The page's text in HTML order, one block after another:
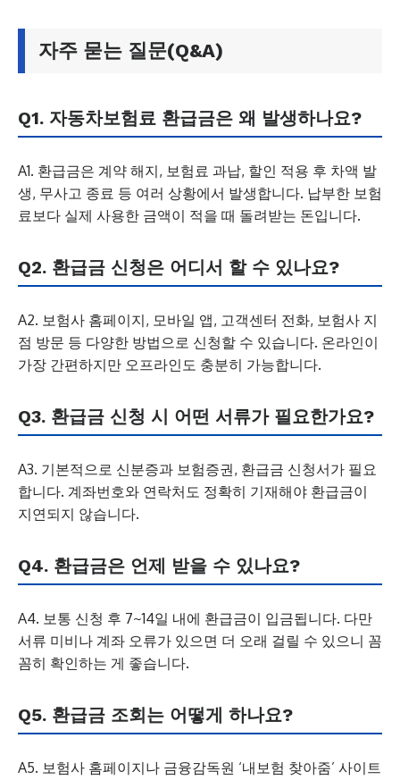
자주 묻는 질문(Q&A)
Q1. 자동차보험료 환급금은 왜 발생하나요?
A1. 환급금은 계약 해지, 보험료 과납, 할인 적용 후 차액 발
생, 무사고 종료 등 여러 상황에서 발생합니다. 납부한 보험
료보다 실제 사용한 금액이 적을 때 돌려받는 돈입니다.
Q2. 환급금 신청은 어디서 할 수 있나요?
A2. 보험사 홈페이지, 모바일 앱, 고객센터 전화, 보험사 지
점 방문 등 다양한 방법으로 신청할 수 있습니다. 온라인이
가장 간편하지만 오프라인도 충분히 가능합니다.
Q3. 환급금 신청 시 어떤 서류가 필요한가요?
A3. 기본적으로 신분증과 보험증권, 환급금 신청서가 필요
합니다. 계좌번호와 연락처도 정확히 기재해야 환급금이
지연되지 않습니다.
Q4. 환급금은 언제 받을 수 있나요?
A4. 보통 신청 후 7~14일 내에 환급금이 입금됩니다. 다만
서류 미비나 계좌 오류가 있으면 더 오래 걸릴 수 있으니 꼼
꼼히 확인하는 게 좋습니다.
Q5. 환급금 조회는 어떻게 하나요?
A5. 보험사 홈페이지나 금융감독원 ‘내보험 찾아줌’ 사이트